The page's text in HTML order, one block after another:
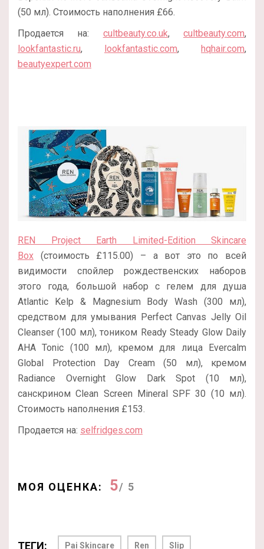
(50 мл). Стоимость наполнения £66.
Продается на: cultbeauty.co.uk,cultbeauty.com,
lookfantastic.ru, lookfantastic.com, hqhair.com,
beautyexpert.com
REN Project Earth Limited-Edition Skincare
Box (стоимость £115.00) – а вот это по всей
видимости спойлер рождественских наборов
этого года, большой набор с гелем для душа
Atlantic Kelp & Magnesium Body Wash (300 мл),
средством для умывания Perfect Canvas Jelly Oil
Cleanser (100 мл), тоником Ready Steady Glow Daily
AHA Tonic (100 мл), кремом для лица Evercalm
Global Protection Day Cream (50 мл), кремом
Radiance Overnight Glow Dark Spot (10 мл),
санскрином Clean Screen Mineral SPF 30 (10 мл).
Стоимость наполнения £153.
Продается на: selfridges.com
МОЯ ОЦЕНКА: 5/ 5
ТЕГИ: Pai Skincare Ren Slip